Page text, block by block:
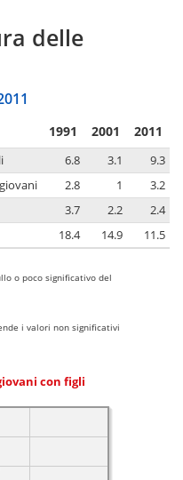
delle
1991 2001 2011
6.8 3.1
9.3
2.8 1
3.2
3.7 2.2
2.4
18.4 14.9 11.5
o poco significativo del
i valori non significativi
con figli